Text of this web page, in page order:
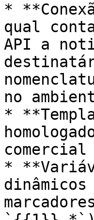
*
qual
API a
no
*
*
dinâmicos